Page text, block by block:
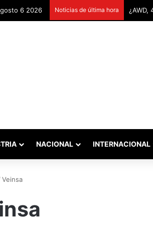
6 2026 Noticias de última hora
NACIONAL INTERNACIONAL
Veinsa